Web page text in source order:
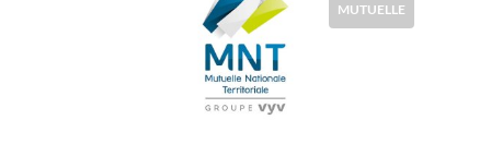
MUTUELLE